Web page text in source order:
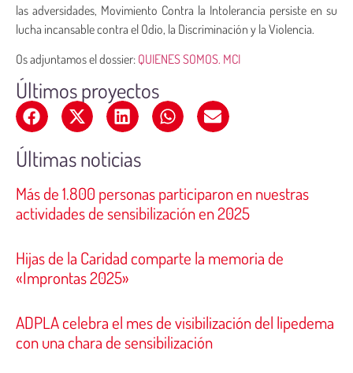
las adversidades, Movimiento Contra la Intolerancia persiste en su
lucha incansable contra el Odio, la Discriminación y la Violencia.
Os adjuntamos el dossier: QUIENES SOMOS. MCI
Últimos proyectos
Últimas noticias
Más de 1.800 personas participaron en nuestras
actividades de sensibilización en 2025
Hijas de la Caridad comparte la memoria de
«Improntas 2025»
ADPLA celebra el mes de visibilización del lipedema
con una chara de sensibilización